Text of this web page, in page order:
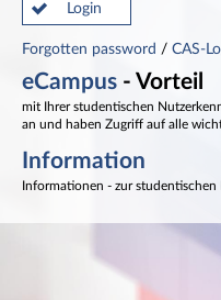
Login
Forgotten password / CAS-
eCampus - Vorteil
mit Ihrer studentischen
an und haben Zugriff auf alle
Information
Informationen - zur studentischen